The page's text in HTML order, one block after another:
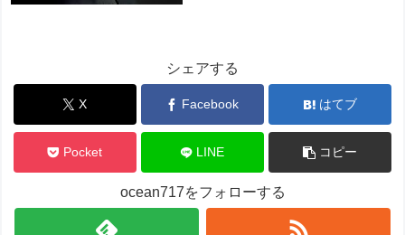
シェアする
X Facebook はてブ
Pocket LINE コピー
ocean717をフォローする